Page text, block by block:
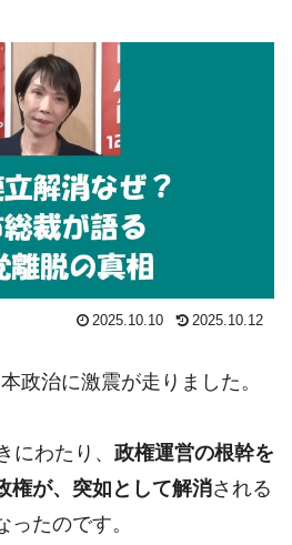
2025.10.10 2025.10.12
政治に激震が走りました。
にわたり、 政権運営の根幹を
権が、突如として解消される
ったのです。